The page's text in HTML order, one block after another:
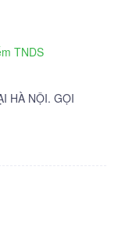
TNDS
HÀ NỘI. GỌI